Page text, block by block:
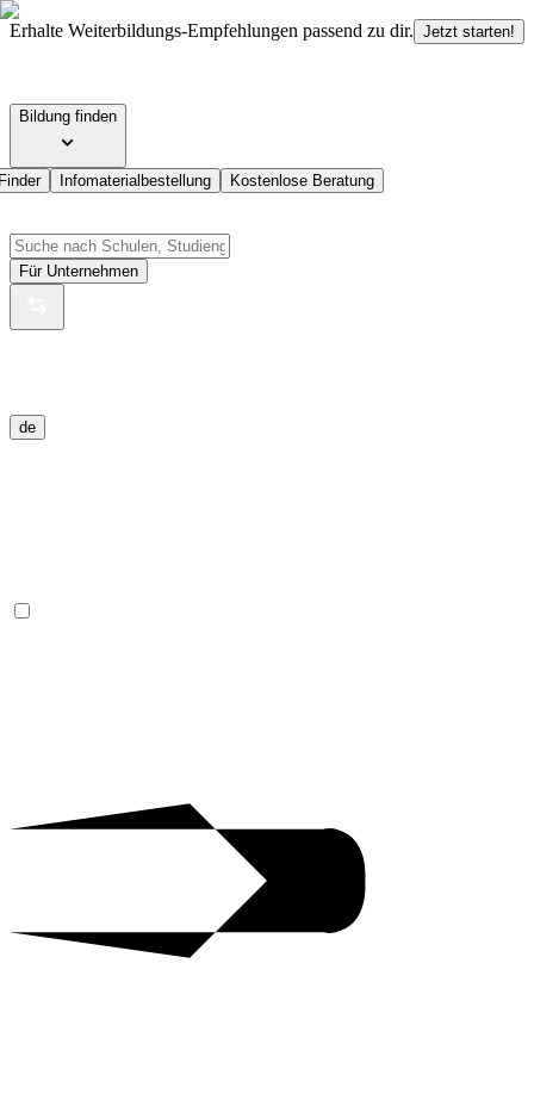
Erhalte Weiterbildungs-Empfehlungen passend zu dir. Jetzt starten!
Bildung finden
Infomaterialbestellung Kostenlose Beratung
Für Unternehmen
de